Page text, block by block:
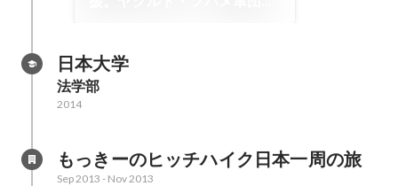
日本大学
法学部
2014
もっきーのヒッチハイク日本一周の旅
Sep 2013 - Nov 2013